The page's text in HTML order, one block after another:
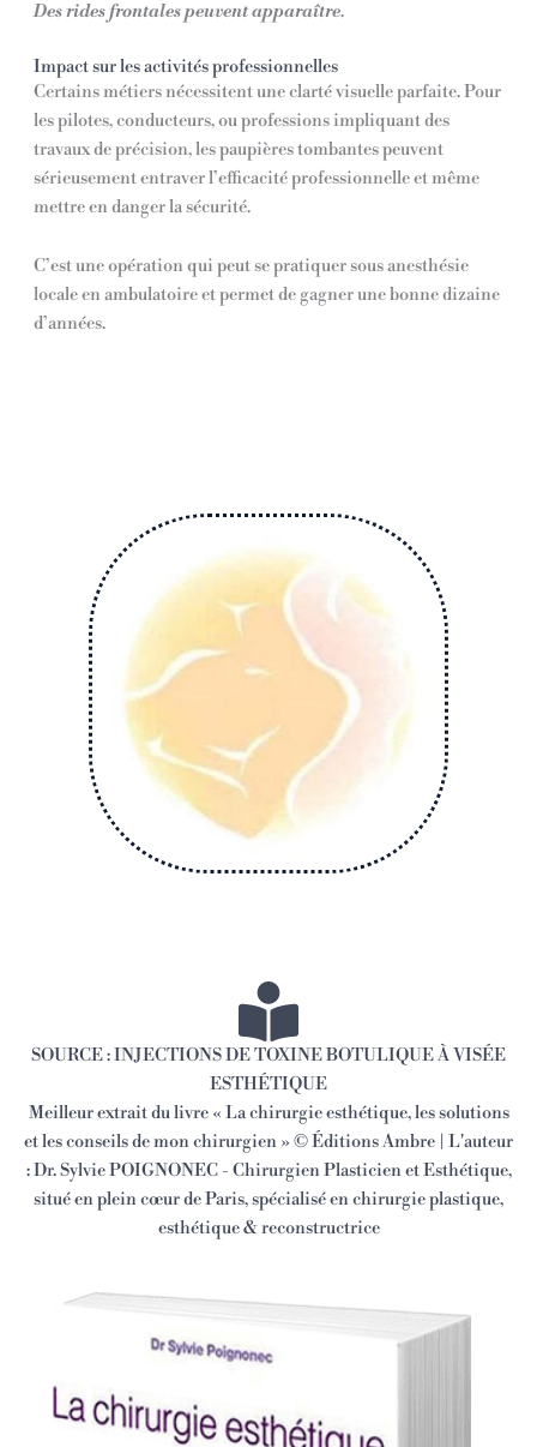
Des rides frontales peuvent apparaître.
Impact sur les activités professionnelles
Certains métiers nécessitent une clarté visuelle parfaite. Pour
les pilotes, conducteurs, ou professions impliquant des
travaux de précision, les paupières tombantes peuvent
sérieusement entraver l’efficacité professionnelle et même
mettre en danger la sécurité.
C’est une opération qui peut se pratiquer sous anesthésie
locale en ambulatoire et permet de gagner une bonne dizaine
d’années.
SOURCE : INJECTIONS DE TOXINE BOTULIQUE À VISÉE
ESTHÉTIQUE
Meilleur extrait du livre « La chirurgie esthétique, les solutions
et les conseils de mon chirurgien » © Éditions Ambre | L'auteur
: Dr. Sylvie POIGNONEC - Chirurgien Plasticien et Esthétique,
situé en plein cœur de Paris, spécialisé en chirurgie plastique,
esthétique & reconstructrice